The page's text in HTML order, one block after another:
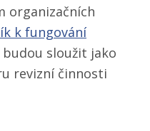
organizačních
k fungování
budou sloužit jako
revizní činnosti